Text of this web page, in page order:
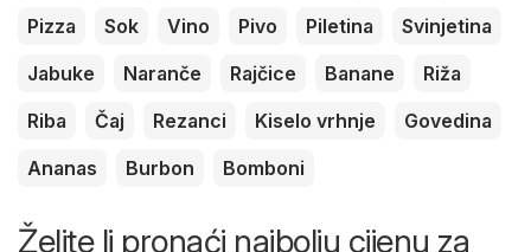
Pizza
Sok Vino Pivo Piletina
Svinjetina
Jabuke
Naranče Rajčice Banane
Riža
Riba
Čaj Rezanci Kiselo vrhnje
Govedina
Ananas
Burbon Bomboni
Želite li pronaći najbolju cijenu za